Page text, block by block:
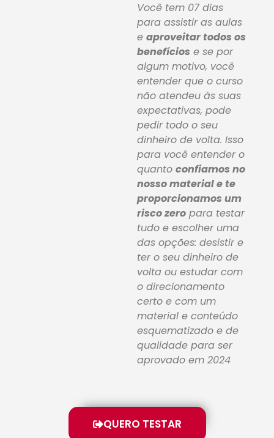
Você tem 07 dias
para assistir as aulas
e aproveitar todos os
benefícios e se por
algum motivo, você
entender que o curso
não atendeu às suas
expectativas, pode
pedir todo o seu
dinheiro de volta. Isso
para você entender o
quanto confiamos no
nosso material e te
proporcionamos um
risco zero para testar
tudo e escolher uma
das opções: desistir e
ter o seu dinheiro de
volta ou estudar com
o direcionamento
certo e com um
material e conteúdo
esquematizado e de
qualidade para ser
aprovado em 2024
QUERO TESTAR